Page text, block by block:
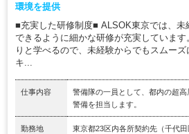
環境を提供
■充実した研修制度■ ALSOK東京では、未
できるように細かな研修が充実していま
りと学べるので、未経験からでもスムー
キ...
仕事内容
警備隊の一員として、都内の超
警備を担当します。
勤務地
東京都23区内各所契約先（千代